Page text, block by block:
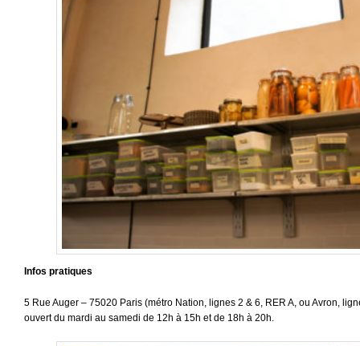
Infos pratiques
5 Rue Auger – 75020 Paris (métro Nation, lignes 2 & 6, RER A, ou Avron,
ouvert du mardi au samedi de 12h à 15h et de 18h à 20h.